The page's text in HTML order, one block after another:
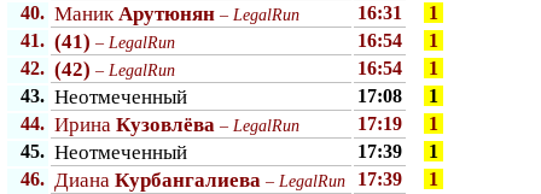
40. МаникАрутюнян – LegalRun 16:31
1
41. (41) – LegalRun 16:54
1
42. (42) – LegalRun 16:54
1
43. Неотмеченный 17:08
1
44. Ирина Кузовлёва – LegalRun 17:19
1
45. Неотмеченный 17:39
1
46. Диана Курбангалиева – LegalRun 17:39
1